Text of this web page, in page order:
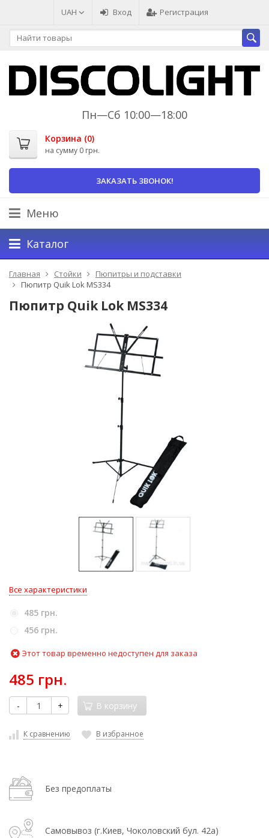
UAH Вход Регистрация
Пн—Сб 10:00—18:00
Корзина (0)
на сумму 0 грн.
ЗАКАЗАТЬ ЗВОНОК!
Меню
Каталог
Главная Стойки
Пюпитры и подставки
Пюпитр Quik Lok MS334
Пюпитр Quik Lok MS334
Все характеристики
485 грн.
456 грн.
Этот товар временно недоступен для заказа
485 грн.
- + В корзину
К сравнению В избранное
Без предоплаты
Самовывоз (г.Киев, Чоколовский бул. 42а)